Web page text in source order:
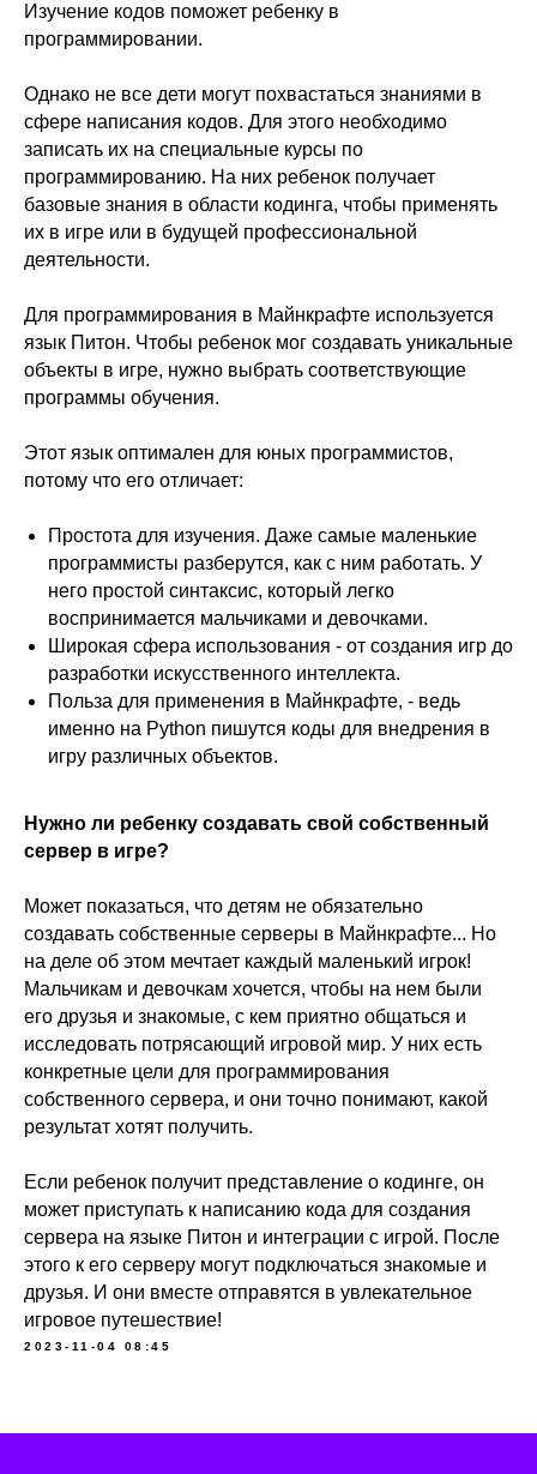
Изучение кодов поможет ребенку в
программировании.
Однако не все дети могут похвастаться знаниями в
сфере написания кодов. Для этого необходимо
записать их на специальные курсы по
программированию. На них ребенок получает
базовые знания в области кодинга, чтобы применять
их в игре или в будущей профессиональной
деятельности.
Для программирования в Майнкрафте используется
язык Питон. Чтобы ребенок мог создавать уникальные
объекты в игре, нужно выбрать соответствующие
программы обучения.
Этот язык оптимален для юных программистов,
потому что его отличает:
Простота для изучения. Даже самые маленькие
программисты разберутся, как с ним работать. У
него простой синтаксис, который легко
воспринимается мальчиками и девочками.
Широкая сфера использования - от создания игр до
разработки искусственного интеллекта.
Польза для применения в Майнкрафте, - ведь
именно на Python пишутся коды для внедрения в
игру различных объектов.
Нужно ли ребенку создавать свой собственный
сервер в игре?
Может показаться, что детям не обязательно
создавать собственные серверы в Майнкрафте... Но
на деле об этом мечтает каждый маленький игрок!
Мальчикам и девочкам хочется, чтобы на нем были
его друзья и знакомые, с кем приятно общаться и
исследовать потрясающий игровой мир. У них есть
конкретные цели для программирования
собственного сервера, и они точно понимают, какой
результат хотят получить.
Если ребенок получит представление о кодинге, он
может приступать к написанию кода для создания
сервера на языке Питон и интеграции с игрой. После
этого к его серверу могут подключаться знакомые и
друзья. И они вместе отправятся в увлекательное
игровое путешествие!
2023-11-04 08:45